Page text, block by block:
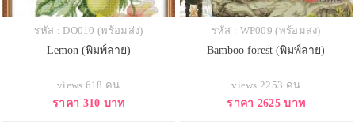
รหัส : DO010 (พร้อมส่ง)
Lemon (พิมพ์ลาย)
views 618 คน
ราคา 310 บาท
รหัส : WP009 (พร้อมส่ง)
Bamboo forest (พิมพ์ลาย)
views 2253 คน
ราคา 2625 บาท